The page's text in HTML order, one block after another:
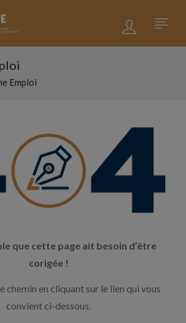
Emploi
que cette page ait besoin d’être
corigée !
chemin en cliquant sur le lien qui vous
convient ci-dessous.